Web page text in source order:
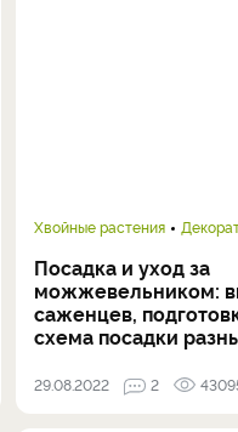
Хвойные растения
Посадка и уход за
можжевельником:
саженцев,
схема посадки
29.08.2022 2